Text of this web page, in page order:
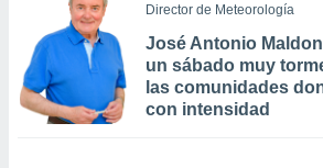
Director de Meteorología
José Antonio
un sábado muy
las comunidades
con intensidad